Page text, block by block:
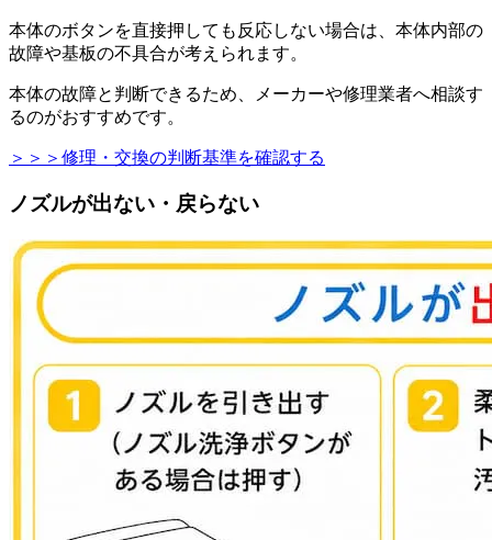
本体のボタンを直接押しても反応しない場合は、本体内部の
故障や基板の不具合が考えられます。
本体の故障と判断できるため、メーカーや修理業者へ相談す
るのがおすすめです。
＞＞＞修理・交換の判断基準を確認する
ノズルが出ない・戻らない